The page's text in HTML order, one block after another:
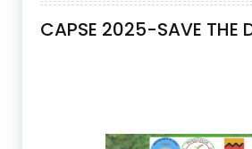
CAPSE 2025-SAVE THE